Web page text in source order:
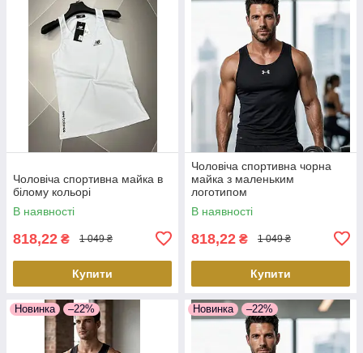
Чоловіча спортивна майка в
білому кольорі
В наявності
818,22 ₴ 1 049 ₴
Купити
Чоловіча спортивна чорна
майка з маленьким
логотипом
В наявності
818,22 ₴ 1 049 ₴
Купити
Новинка –22% Новинка –22%